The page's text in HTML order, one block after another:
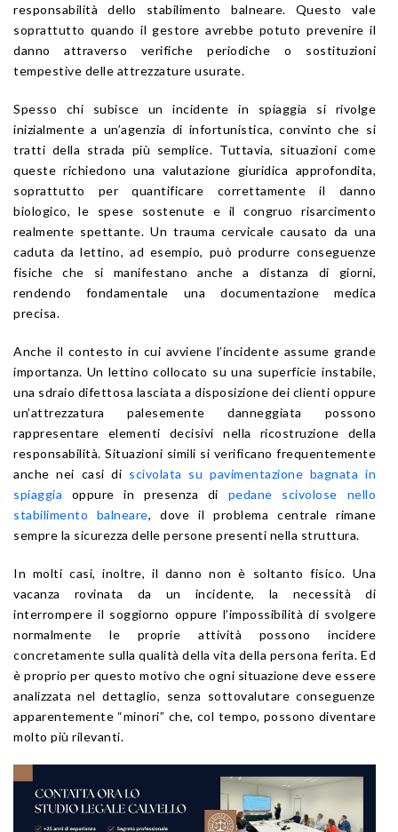
responsabilità dello stabilimento balneare. Questo vale
soprattutto quando il gestore avrebbe potuto prevenire il
danno attraverso verifiche periodiche o sostituzioni
tempestive delle attrezzature usurate.
Spesso chi subisce un incidente in spiaggia si rivolge
inizialmente a un’agenzia di infortunistica, convinto che si
tratti della strada più semplice. Tuttavia, situazioni come
queste richiedono una valutazione giuridica approfondita,
soprattutto per quantificare correttamente il danno
biologico, le spese sostenute e il congruo risarcimento
realmente spettante. Un trauma cervicale causato da una
caduta da lettino, ad esempio, può produrre conseguenze
fisiche che si manifestano anche a distanza di giorni,
rendendo fondamentale una documentazione medica
precisa.
Anche il contesto in cui avviene l’incidente assume grande
importanza. Un lettino collocato su una superficie instabile,
una sdraio difettosa lasciata a disposizione dei clienti oppure
un’attrezzatura palesemente danneggiata possono
rappresentare elementi decisivi nella ricostruzione della
responsabilità. Situazioni simili si verificano frequentemente
anche nei casi di scivolata su pavimentazione bagnata in
spiaggia oppure in presenza di pedane scivolose nello
stabilimento balneare, dove il problema centrale rimane
sempre la sicurezza delle persone presenti nella struttura.
In molti casi, inoltre, il danno non è soltanto fisico. Una
vacanza rovinata da un incidente, la necessità di
interrompere il soggiorno oppure l’impossibilità di svolgere
normalmente le proprie attività possono incidere
concretamente sulla qualità della vita della persona ferita. Ed
è proprio per questo motivo che ogni situazione deve essere
analizzata nel dettaglio, senza sottovalutare conseguenze
apparentemente “minori” che, col tempo, possono diventare
molto più rilevanti.